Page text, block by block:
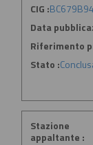
CIG :
Data
Riferimento
Stato :
Stazione
appaltante :